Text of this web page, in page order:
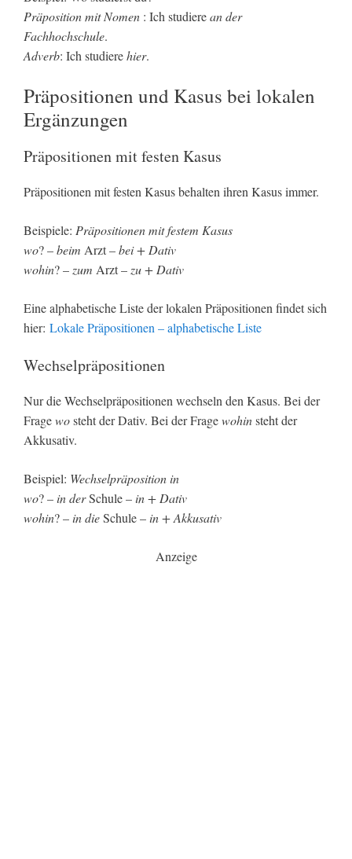
Präposition mit Nomen : Ich studierean der
Fachhochschule.
Adverb: Ich studierehier.
Präpositionen und Kasus bei lokalen
Ergänzungen
Präpositionen mit festen Kasus
Präpositionen mit festen Kasus behalten ihren Kasus immer.
Beispiele: Präpositionen mit festem Kasus
wo? –beim Arzt –bei + Dativ
wohin? – zum Arzt – zu + Dativ
Eine alphabetische Liste der lokalen Präpositionen findet sich
hier: Lokale Präpositionen – alphabetische Liste
Wechselpräpositionen
Nur die Wechselpräpositionen wechseln den Kasus. Bei der
Fragewosteht der Dativ. Bei der Fragewohinsteht der
Akkusativ.
Beispiel: Wechselpräposition in
wo? – in derSchule – in + Dativ
wohin? – in dieSchule – in + Akkusativ
Anzeige